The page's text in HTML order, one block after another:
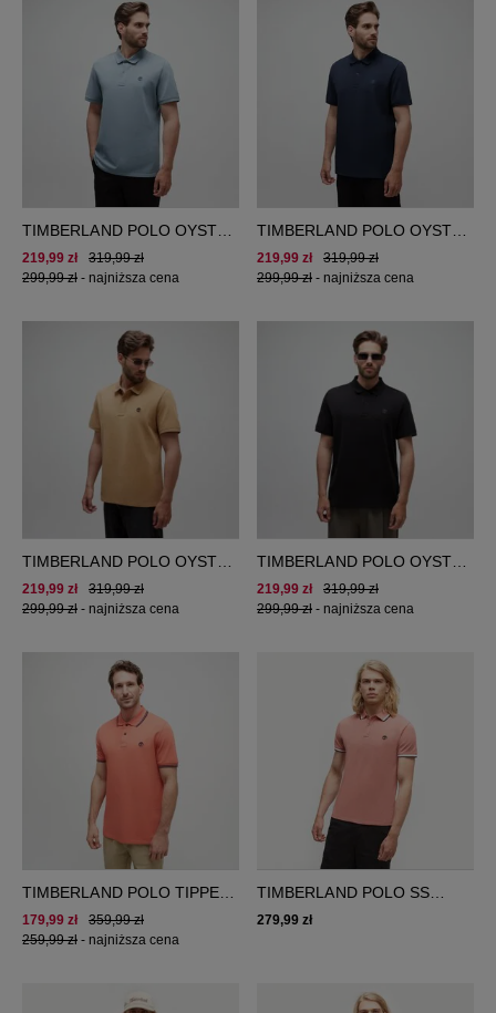
TIMBERLAND POLO OYSTER
RIVER TFO SS POLO (REG)
319,99 zł
219,99 zł
299,99 zł - najniższa cena
TIMBERLAND POLO OYSTER
RIVER TFO SS POLO (REG)
319,99 zł
219,99 zł
299,99 zł - najniższa cena
TIMBERLAND POLO OYSTER
RIVER TFO SS POLO (REG)
319,99 zł
219,99 zł
299,99 zł - najniższa cena
TIMBERLAND POLO OYSTER
RIVER TFO SS POLO (REG)
319,99 zł
219,99 zł
299,99 zł - najniższa cena
TIMBERLAND POLO TIPPED
PIQUE SHORT SLEEVE
POLO
359,99 zł
179,99 zł
259,99 zł - najniższa cena
TIMBERLAND POLO SS
TIPPED PIQUE POLO
279,99 zł